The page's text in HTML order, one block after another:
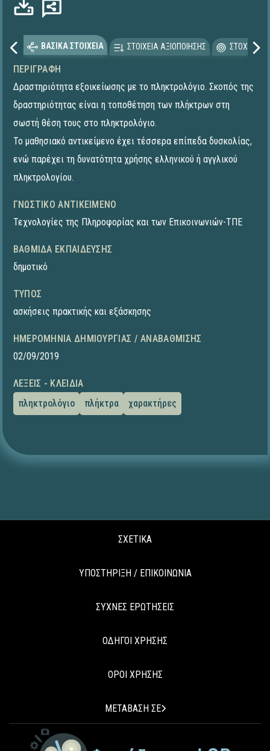
ΒΑΣΙΚΑ ΣΤΟΙΧΕΙΑ ΣΤΟΙΧΕΙΑ ΑΞΙΟΠΟΙΗΣΗΣ
ΠΕΡΙΓΡΑΦΉ
Δραστηριότητα εξοικείωσης με το πληκτρολόγιο. Σκοπός της
δραστηριότητας είναι η τοποθέτηση των πλήκτρων στη
σωστή θέση τους στο πληκτρολόγιο.
Το μαθησιακό αντικείμενο έχει τέσσερα επίπεδα δυσκολίας,
ενώ παρέχει τη δυνατότητα χρήσης ελληνικού ή αγγλικού
πληκτρολογίου.
ΓΝΩΣΤΙΚΌ ΑΝΤΙΚΕΊΜΕΝΟ
Τεχνολογίες της Πληροφορίας και των Επικοινωνιών-ΤΠΕ
ΒΑΘΜΊΔΑ ΕΚΠΑΊΔΕΥΣΗΣ
δημοτικό
ΤΎΠΟΣ
ασκήσεις πρακτικής και εξάσκησης
ΗΜΕΡΟΜΗΝΊΑ ΔΗΜΙΟΥΡΓΊΑΣ / ΑΝΑΒΆΘΜΙΣΗΣ
02/09/2019
ΛΈΞΕΙΣ - ΚΛΕΙΔΙΆ
πληκτρολόγιο
πλήκτρα χαρακτήρες
ΣΧΕΤΙΚΑ
ΥΠΟΣΤΗΡΙΞΗ / ΕΠΙΚΟΙΝΩΝΙΑ
ΣΥΧΝΕΣ ΕΡΩΤΗΣΕΙΣ
ΟΔΗΓΟΙ ΧΡΗΣΗΣ
ΟΡΟΙ ΧΡΗΣΗΣ
ΜΕΤΑΒΑΣΗ ΣΕ